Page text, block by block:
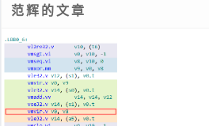
范辉的文章